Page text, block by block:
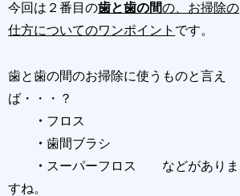
今回は２番目の歯と歯の間の、お掃除の
仕方についてのワンポイント です。
歯と歯の間のお掃除に使うものと言え
ば・・・？
・ フロス
・歯間ブラシ
・ スーパーフロス などがありま
すね。